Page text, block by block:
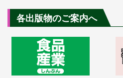
各出版物のご案内へ